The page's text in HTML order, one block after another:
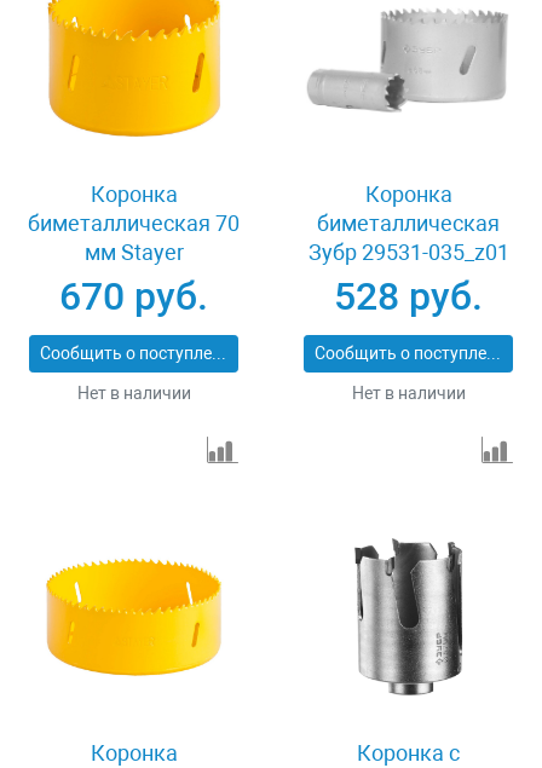
Коронка
биметаллическая 70
мм Stayer
PROFESSIONAL
29547-070
670 руб.
Сообщить о поступлении
Нет в наличии
Коронка
биметаллическая
Зубр 29531-035_z01
528 руб.
Сообщить о поступлении
Нет в наличии
Коронка
Коронка с